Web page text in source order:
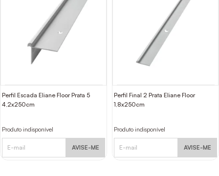
Perfil Escada Eliane Floor Prata 5
4,2x250cm
Produto indisponível
AVISE-ME
Perfil Final 2 Prata Eliane Floor
1,8x250cm
Produto indisponível
AVISE-ME